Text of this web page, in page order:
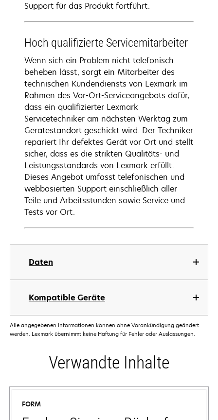
Daten
Kompatible Geräte
Support für das Produkt fortführt.
Hoch qualifizierte Servicemitarbeiter
Wenn sich ein Problem nicht telefonisch
beheben lässt, sorgt ein Mitarbeiter des
technischen Kundendiensts von Lexmark im
Rahmen des Vor-Ort-Serviceangebots dafür,
dass ein qualifizierter Lexmark
Servicetechniker am nächsten Werktag zum
Gerätestandort geschickt wird. Der Techniker
repariert Ihr defektes Gerät vor Ort und stellt
sicher, dass es die strikten Qualitäts- und
Leistungsstandards von Lexmark erfüllt.
Dieses Angebot umfasst telefonischen und
webbasierten Support einschließlich aller
Teile und Arbeitsstunden sowie Service und
Tests vor Ort.
Alle angegebenen Informationen können ohne Vorankündigung geändert
werden. Lexmark übernimmt keine Haftung für Fehler oder Auslassungen.
Verwandte Inhalte
FORM